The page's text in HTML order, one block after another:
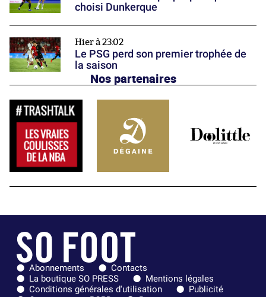
choisi Dunkerque
Hier à 23:02
Le PSG perd son premier trophée de
la saison
Nos partenaires
Abonnements
Contacts
La boutique SO PRESS
Mentions légales
Conditions générales d'utilisation
Publicité